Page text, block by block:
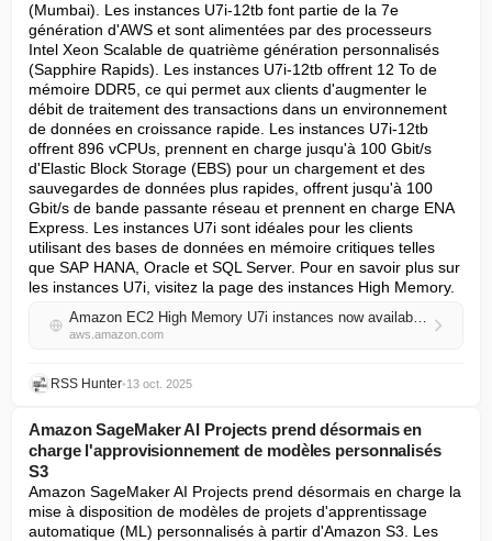
(Mumbai). Les instances U7i-12tb font partie de la 7e
génération d'AWS et sont alimentées par des processeurs
Intel Xeon Scalable de quatrième génération personnalisés
(Sapphire Rapids). Les instances U7i-12tb offrent 12 To de
mémoire DDR5, ce qui permet aux clients d'augmenter le
débit de traitement des transactions dans un environnement
de données en croissance rapide. Les instances U7i-12tb
offrent 896 vCPUs, prennent en charge jusqu'à 100 Gbit/s
d'Elastic Block Storage (EBS) pour un chargement et des
sauvegardes de données plus rapides, offrent jusqu'à 100
Gbit/s de bande passante réseau et prennent en charge ENA
Express. Les instances U7i sont idéales pour les clients
utilisant des bases de données en mémoire critiques telles
que SAP HANA, Oracle et SQL Server. Pour en savoir plus sur
les instances U7i, visitez la page des instances High Memory.
Amazon EC2 High Memory U7i instances now available in Asia Pacific (Mumbai) Region
aws.amazon.com
RSS Hunter•13 oct. 2025
Amazon SageMaker AI Projects prend désormais en
charge l'approvisionnement de modèles personnalisés
S3
Amazon SageMaker AI Projects prend désormais en charge la
mise à disposition de modèles de projets d'apprentissage
automatique (ML) personnalisés à partir d'Amazon S3. Les